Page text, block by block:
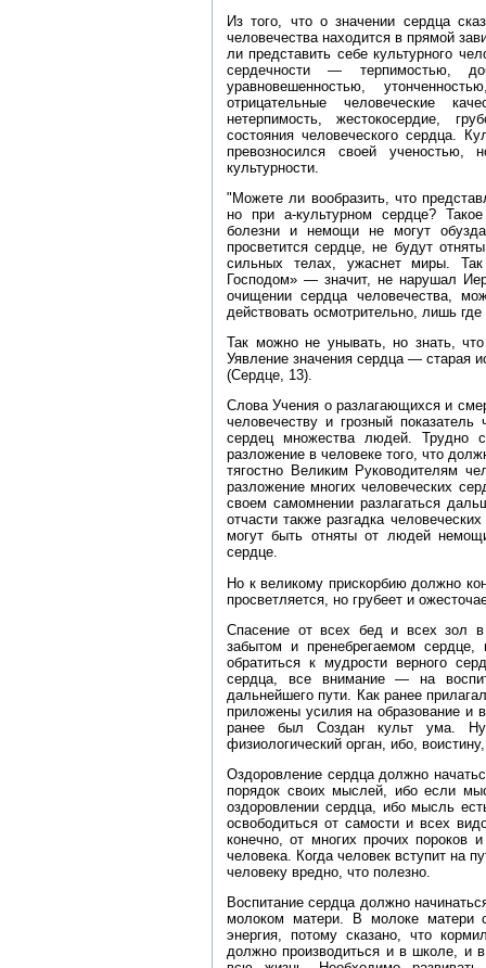
Из того, что о значении сердца
человечества находится в прямой
ли представить себе культурного
сердечности — терпимостью,
уравновешенностью,
отрицательные человеческие
нетерпимость, жестокосердие,
состояния человеческого сердца.
превозносился своей
культурности.
"Можете ли вообразить, что
но при а‑культурном сердце?
болезни и немощи не могут
просветится сердце, не будут
сильных телах, ужаснет миры.
Господом» — значит, не нарушал
очищении сердца человечества,
действовать осмотрительно, лишь
Так можно не унывать, но знать,
Уявление значения сердца — старая
(Сердце, 13).
Слова Учения о разлагающихся и
человечеству и грозный показатель
сердец множества людей. Трудно
разложение в человеке того, что
тягостно Великим Руководителям
разложение многих человеческих
своем самомнении разлагаться
отчасти также разгадка
могут быть отняты от людей
сердце.
Но к великому прискорбию должно
просветляется, но грубеет и
Спасение от всех бед и всех зол
забытом и пренебрегаемом
обратиться к мудрости верного
сердца, все внимание — на
дальнейшего пути. Как ранее
приложены усилия на образование и
ранее был Создан культ ума.
физиологический орган, ибо,
Оздоровление сердца должно
порядок своих мыслей, ибо если
оздоровлении сердца, ибо мысль
освободиться от самости и всех
конечно, от многих прочих пороков
человека. Когда человек вступит на
человеку вредно, что полезно.
Воспитание сердца должно
молоком матери. В молоке матери
энергия, потому сказано, что
должно производиться и в школе, и